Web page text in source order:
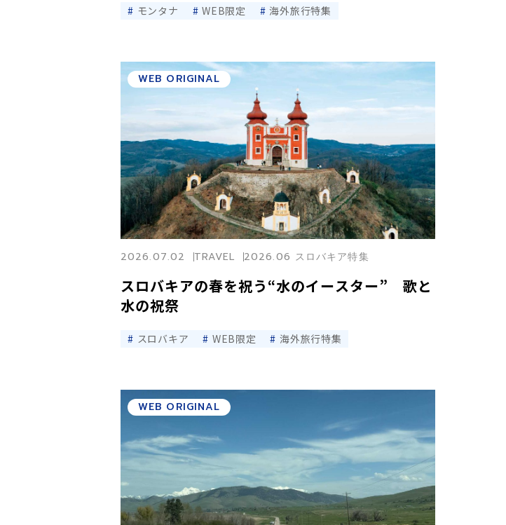
モンタナ WEB限定 海外旅行特集
スロバキアの春を祝う“水のイースター” 歌と
水の祝祭
2026.07.02 TRAVEL 2026.06 スロバキア特集
WEB ORIGINAL
スロバキア WEB限定 海外旅行特集
WEB ORIGINAL